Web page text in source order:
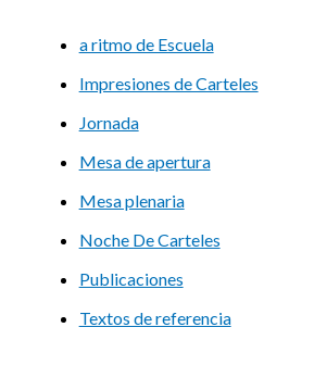
a ritmo de Escuela
Impresiones de Carteles
Jornada
Mesa de apertura
Mesa plenaria
Noche De Carteles
Publicaciones
Textos de referencia